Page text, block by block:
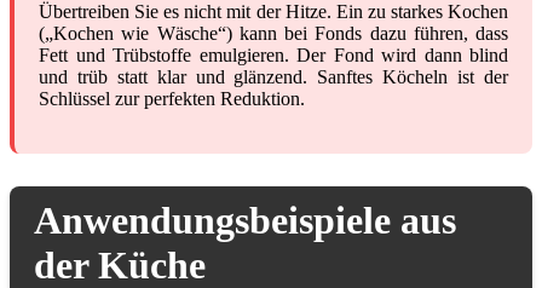
Übertreiben Sie es nicht mit der Hitze. Ein zu starkes Kochen
(„Kochen wie Wäsche“) kann bei Fonds dazu führen, dass
Fett und Trübstoffe emulgieren. Der Fond wird dann blind
und trüb statt klar und glänzend. Sanftes Köcheln ist der
Schlüssel zur perfekten Reduktion.
Anwendungsbeispiele aus
der Küche